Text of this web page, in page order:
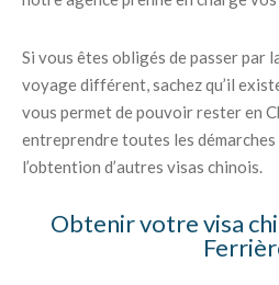
Si vous êtes obligés de passer par
voyage différent, sachez qu’il
vous permet de pouvoir rester en
entreprendre toutes les
l’obtention d’autres visas chinois.
Obtenir votre visa